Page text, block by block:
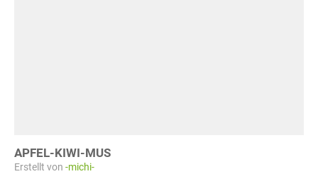
APFEL-KIWI-MUS
Erstellt von -michi-